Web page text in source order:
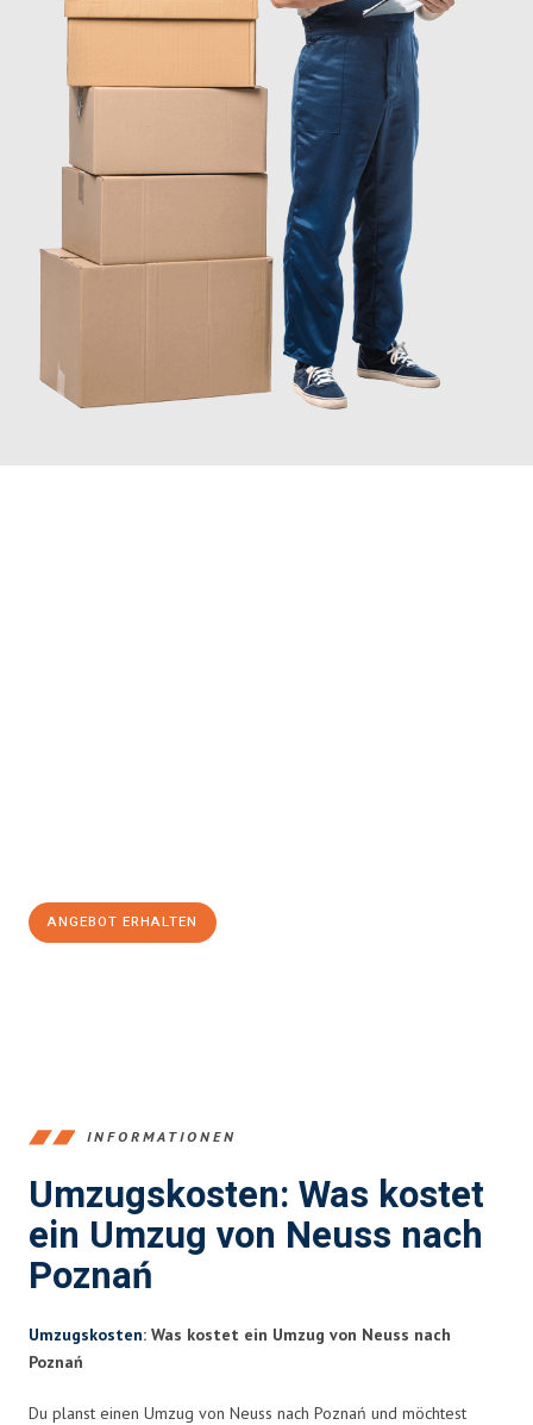
ANGEBOT ERHALTEN
INFORMATIONEN
Umzugskosten: Was kostet
ein Umzug von Neuss nach
Poznań
Umzugskosten: Was kostet ein Umzug von Neuss nach
Poznań
Du planst einen Umzug von Neuss nach Poznań und möchtest